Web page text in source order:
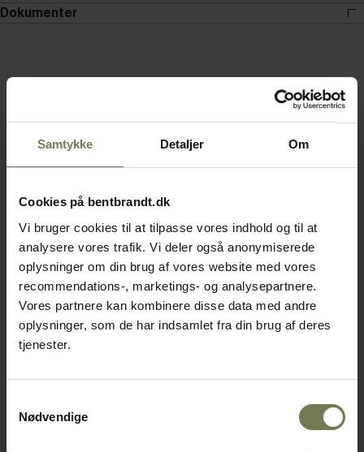
Samtykke Detaljer Om
Cookies på bentbrandt.dk
Vi bruger cookies til at tilpasse vores indhold og til at
analysere vores trafik. Vi deler også anonymiserede
oplysninger om din brug af vores website med vores
recommendations-, marketings- og analysepartnere.
Vores partnere kan kombinere disse data med andre
oplysninger, som de har indsamlet fra din brug af deres
tjenester.
Nødvendige
Dokumenter